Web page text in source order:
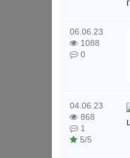
06.06.23
1088
0
04.06.23
868
1
5/5